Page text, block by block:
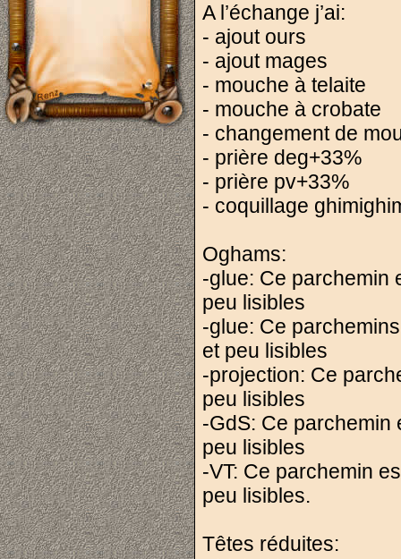
A l’échange j’ai:
- ajout ours
- ajout mages
- mouche à telaite
- mouche à crobate
- changement de
- prière deg+33%
- prière pv+33%
- coquillage
Oghams:
-glue: Ce parchemin
peu lisibles
-glue: Ce
et peu lisibles
-projection: Ce
peu lisibles
-GdS: Ce parchemin
peu lisibles
-VT: Ce parchemin
peu lisibles.
Têtes réduites: